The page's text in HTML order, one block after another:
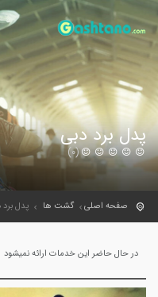
پدل برد دبی
(0)
صفحه اصلی گشت ها پدل برد
در حال حاضر این خدمات ارائه نمیشود